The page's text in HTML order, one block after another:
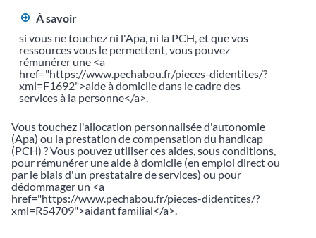
À savoir
si vous ne touchez ni l'Apa, ni la PCH, et que vos
ressources vous le permettent, vous pouvez
rémunérer une <a
href="https://www.pechabou.fr/pieces-didentites/?
xml=F1692">aide à domicile dans le cadre des
services à la personne</a>.
Vous touchez l'allocation personnalisée d'autonomie
(Apa) ou la prestation de compensation du handicap
(PCH) ? Vous pouvez utiliser ces aides, sous conditions,
pour rémunérer une aide à domicile (en emploi direct ou
par le biais d'un prestataire de services) ou pour
dédommager un <a
href="https://www.pechabou.fr/pieces-didentites/?
xml=R54709">aidant familial</a>.